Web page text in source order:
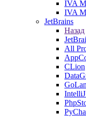
IVA
IVA
JetBrains
Назад
All
CLion